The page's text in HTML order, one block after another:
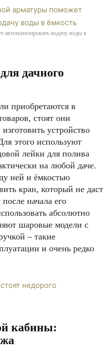
подачу воды в
дачного
приобретаются в
стоят они
устройство
этого используют
лейки для полива
на любой даче.
ней и ёмкостью
кран, который не даст
начала его
абсолютно
шаровые модели с
– такие
и очень редко
кабины: